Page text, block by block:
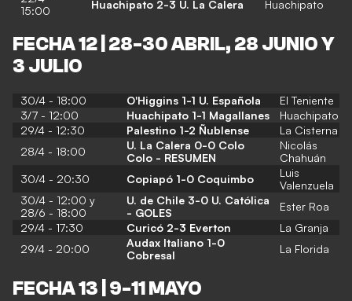
15:00
Huachipato 2-3 U. La Calera Huachipato
FECHA 12 | 28-30 ABRIL, 28 JUNIO Y
3 JULIO
30/4 - 18:00 O'Higgins 1-1 U. Española
El Teniente
3/7 - 12:00
Huachipato 1-1 Magallanes
Huachipato
29/4 - 12:30
Palestino 1-2 Ñublense
La Cisterna
28/4 - 18:00
U. La Calera 0-0 Colo
Colo - RESUMEN
Nicolás
Chahuán
30/4 - 20:30
Copiapó 1-0 Coquimbo
Luis
Valenzuela
30/4 - 12:00 y
28/6 - 18:00
U. de Chile 3-0 U. Católica
- GOLES
Ester Roa
29/4 - 17:30
Curicó 2-3 Everton
La Granja
29/4 - 20:00
Audax Italiano 1-0
Cobresal
La Florida
FECHA 13 | 9-11 MAYO